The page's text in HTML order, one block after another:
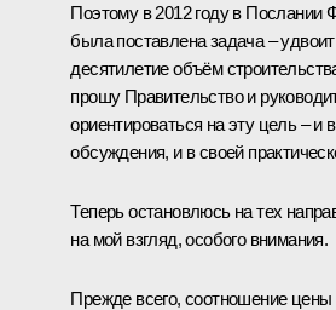
Поэтому в 2012 году в
была поставлена задача –
десятилетие объём
прошу Правительство и
ориентироваться на эту цель – и
обсуждения, и в своей
Теперь остановлюсь на тех
на мой взгляд, особого внимания.
Прежде всего, соотношение цены